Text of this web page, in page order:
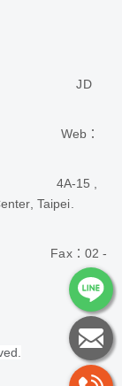
：
15 ,
Taipei.
Fax： 02 -